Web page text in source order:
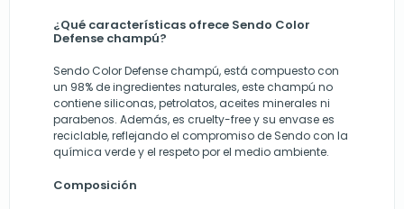
¿Qué características ofrece Sendo Color
Defense champú?
Sendo Color Defense champú, está compuesto con
un 98% de ingredientes naturales, este champú no
contiene siliconas, petrolatos, aceites minerales ni
parabenos. Además, es cruelty-free y su envase es
reciclable, reflejando el compromiso de Sendo con la
química verde y el respeto por el medio ambiente.
Composición